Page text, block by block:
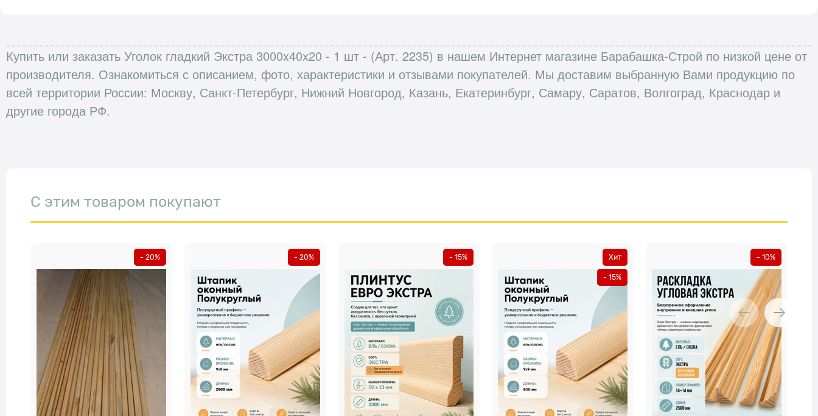
Купить или заказать Уголок гладкий Экстра 3000x40x20 - 1 шт - (Арт. 2235) в нашем Интернет магазине Барабашка-Строй по низкой цене от
производителя. Ознакомиться с описанием, фото, характеристики и отзывами покупателей. Мы доставим выбранную Вами продукцию по
всей территории России: Москву, Санкт-Петербург, Нижний Новгород, Казань, Екатеринбург, Самару, Саратов, Волгоград, Краснодар и
другие города РФ.
С этим товаром покупают
- 20% - 20% - 15% Хит
- 15%
- 10%